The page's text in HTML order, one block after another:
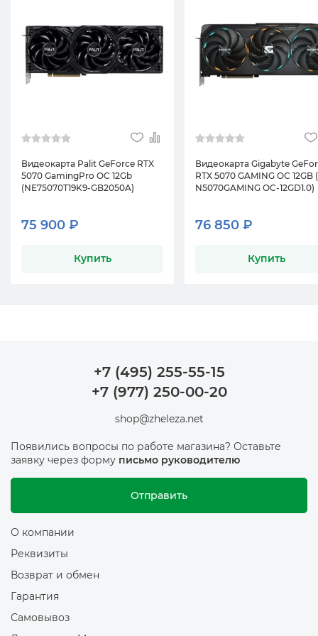
Видеокарта Palit GeForce RTX
5070 GamingPro OC 12Gb
(NE75070T19K9-GB2050A)
75 900 ₽
Купить
Видеокарта Gigabyte
RTX 5070 GAMING OC 12GB
N5070GAMING OC-12GD1.0)
76 850 ₽
Купить
+7 (495) 255-55-15
+7 (977) 250-00-20
shop@zheleza.net
Появились вопросы по работе магазина? Оставьте
заявку через форму письмо руководителю
Отправить
О компании
Реквизиты
Возврат и обмен
Гарантия
Самовывоз